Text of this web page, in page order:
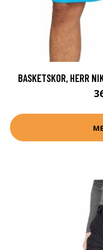
BASKETSKOR, HERR